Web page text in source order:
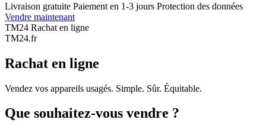
Livraison gratuite Paiement en 1-3 jours Protection des données
Vendre maintenant
TM24 Rachat en ligne
TM24.fr
Rachat en ligne
Vendez vos appareils usagés. Simple. Sûr. Équitable.
Que souhaitez-vous vendre ?